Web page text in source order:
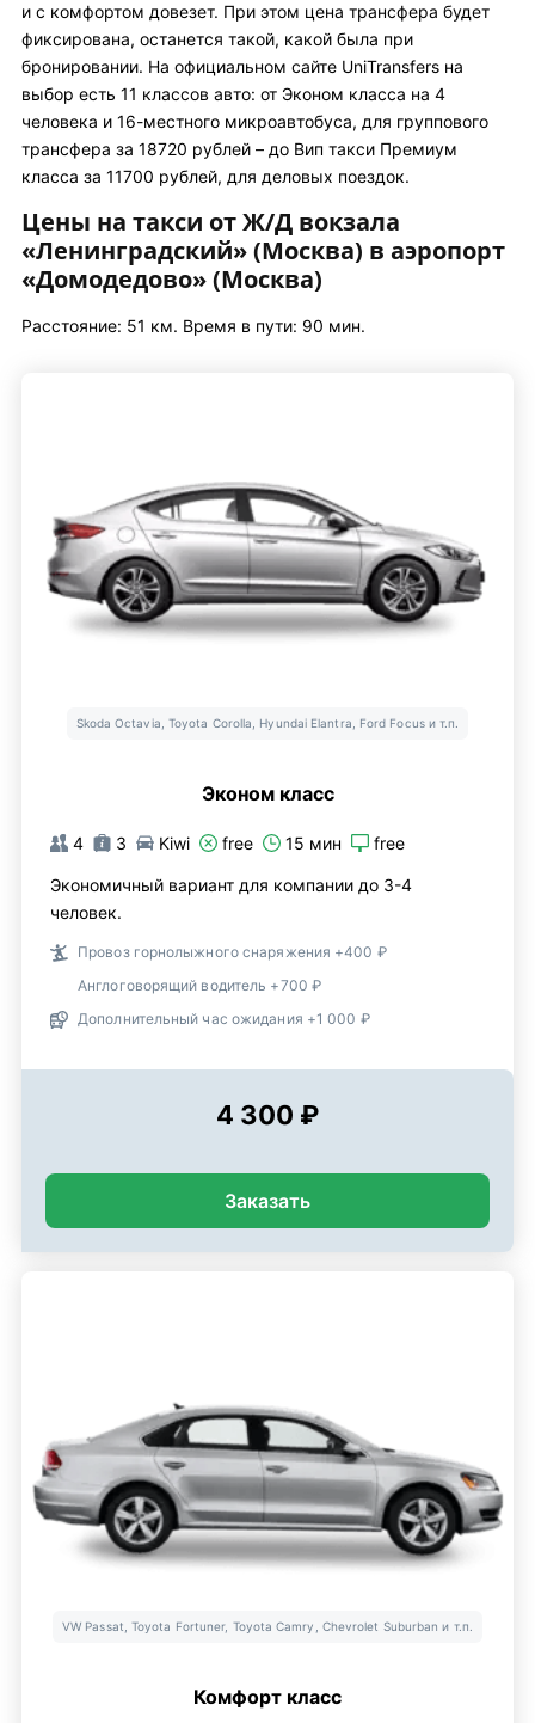
и с комфортом довезет. При этом цена трансфера будет
фиксирована, останется такой, какой была при
бронировании. На официальном сайте UniTransfers на
выбор есть 11 классов авто: от Эконом класса на 4
человека и 16-местного микроавтобуса, для группового
трансфера за 18720 рублей – до Вип такси Премиум
класса за 11700 рублей, для деловых поездок.
Цены на такси от Ж/Д вокзала
«Ленинградский» (Москва) в аэропорт
«Домодедово» (Москва)
Расстояние: 51 км. Время в пути: 90 мин.
Skoda Octavia, Toyota Corolla, Hyundai Elantra, Ford Focus и т.п.
Эконом класс
4 3 Kiwi free 15 мин free
Экономичный вариант для компании до 3-4
человек.
Провоз горнолыжного снаряжения +400 ₽
Англоговорящий водитель +700 ₽
Дополнительный час ожидания +1 000 ₽
4 300 ₽
Заказать
VW Passat, Toyota Fortuner, Toyota Camry, Chevrolet Suburban и т.п.
Комфорт класс